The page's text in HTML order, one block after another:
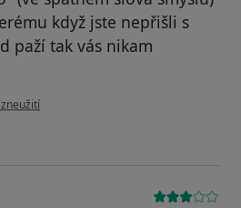
když jste nepřišli s
paží tak vás nikam
uživatele Zdenek